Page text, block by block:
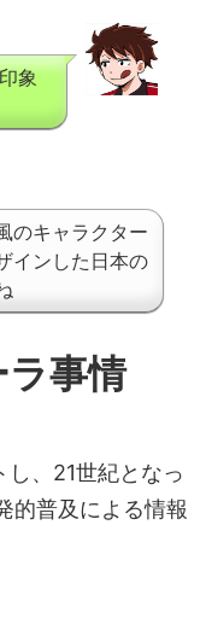
象
のキャラクター
インした日本の
ラ事情
し、21世紀となっ
的普及による情報